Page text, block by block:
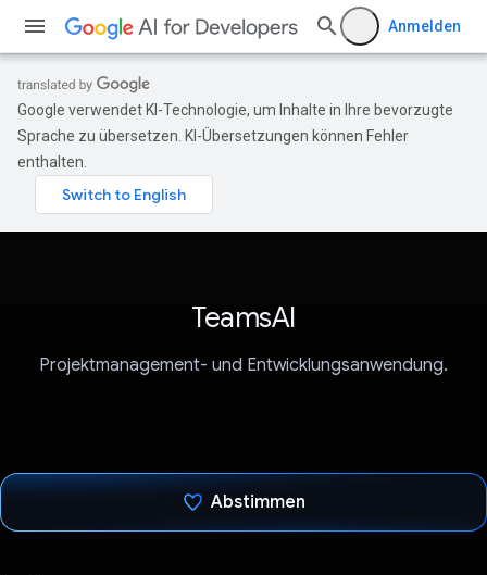
Anmelden
Google verwendet KI-Technologie, um Inhalte in Ihre bevorzugte
Sprache zu übersetzen. KI-Übersetzungen können Fehler
enthalten.
TeamsAI
Projektmanagement- und Entwicklungsanwendung.
Abstimmen